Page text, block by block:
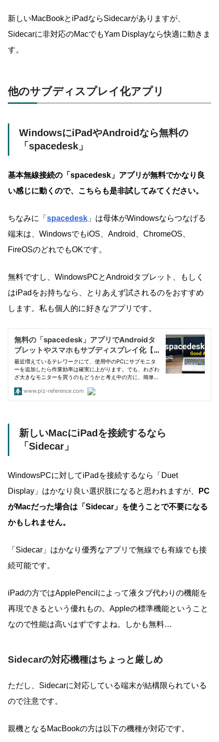
新しいMacBookとiPadならSidecarがありますが、
Sidecarに非対応のMacでもYam Displayなら快適に動きま
す。
他のサブディスプレイ化アプリ
WindowsにiPadやAndroidなら無料の
「spacedesk」
基本無線接続の「spacedesk」アプリが無料でかなり良
い感じに動くので、こちらも是非試してみてください。
ちなみに「 spacedesk 」は母体がWindowsならつなげる
端末は、WindowsでもiOS、Android、ChromeOS、
FireOSのどれでもOKです。
無料ですし、WindowsPCとAndroidタブレット、もしく
はiPadをお持ちなら、とりあえず試されるのをおすすめ
します。私も個人的に好きなアプリです。
新しいMacにiPadを接続するなら
「Sidecar」
WindowsPCに対してiPadを接続するなら「Duet
Display」はかなり良い選択肢になると思われますが、
PC
がMacだった場合は「Sidecar」を使うことで不要になる
かもしれません。
「Sidecar」はかなり優秀なアプリで無線でも有線でも接
続可能です。
iPadの方ではApplePencilによって液タブ代わりの機能を
再現できるという優れもの。Appleの標準機能ということ
なので性能は高いはずですよね。しかも無料…
Sidecarの対応機種はちょっと厳しめ
ただし、Sidecarに対応している端末が結構限られている
ので注意です。
親機となるMacBookの方は以下の機種が対応です。